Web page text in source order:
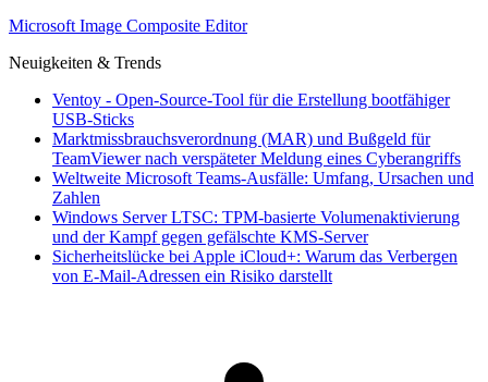
Microsoft Image Composite Editor
Neuigkeiten & Trends
Ventoy - Open-Source-Tool für die Erstellung bootfähiger
USB-Sticks
Marktmissbrauchsverordnung (MAR) und Bußgeld für
TeamViewer nach verspäteter Meldung eines Cyberangriffs
Weltweite Microsoft Teams-Ausfälle: Umfang, Ursachen und
Zahlen
Windows Server LTSC: TPM-basierte Volumenaktivierung
und der Kampf gegen gefälschte KMS-Server
Sicherheitslücke bei Apple iCloud+: Warum das Verbergen
von E-Mail-Adressen ein Risiko darstellt